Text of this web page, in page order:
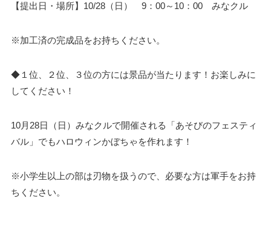
【提出日・場所】10/28（日） 9：00～10：00 みなクル
※加工済の完成品をお持ちください。
◆１位、２位、３位の方には景品が当たります！お楽しみに
してください！
10月28日（日）みなクルで開催される「あそびのフェスティ
バル」でもハロウィンかぼちゃを作れます！
※小学生以上の部は刃物を扱うので、必要な方は軍手をお持
ちください。